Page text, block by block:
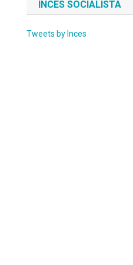
INCES SOCIALISTA
Tweets by Inces